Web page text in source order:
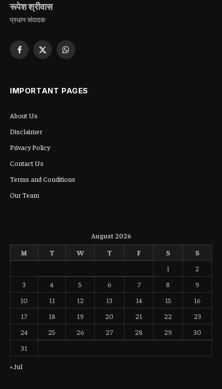
रूपेश श्रीवास
प्रधान संपादक
Facebook
X
WhatsApp
IMPORTANT PAGES
About Us
Disclaimer
Privacy Policy
Contact Us
Terms and Conditions
Our Team
August 2026
M
T W T F S
S
1
2
3
4 5 6 7 8
9
10
11 12 13 14 15
16
17
18 19 20 21 22
23
24
25 26 27 28 29
30
31
« Jul